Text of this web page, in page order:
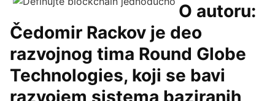
O autoru:
Čedomir Rackov je deo
razvojnog tima Round Globe
Technologies, koji se bavi
razvojem sistema baziranih